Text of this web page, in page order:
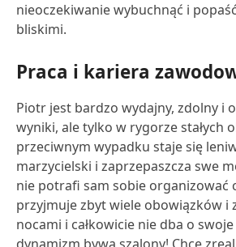
nieoczekiwanie wybuchnąć i
bliskimi.
Praca i kariera
Piotr jest bardzo wydajny, zdolny i
wyniki, ale tylko w rygorze stałych
przeciwnym wypadku staje się
marzycielski i zaprzepaszcza swe
nie potrafi sam sobie organizować
przyjmuje zbyt wiele obowiązków i
nocami i całkowicie nie dba o